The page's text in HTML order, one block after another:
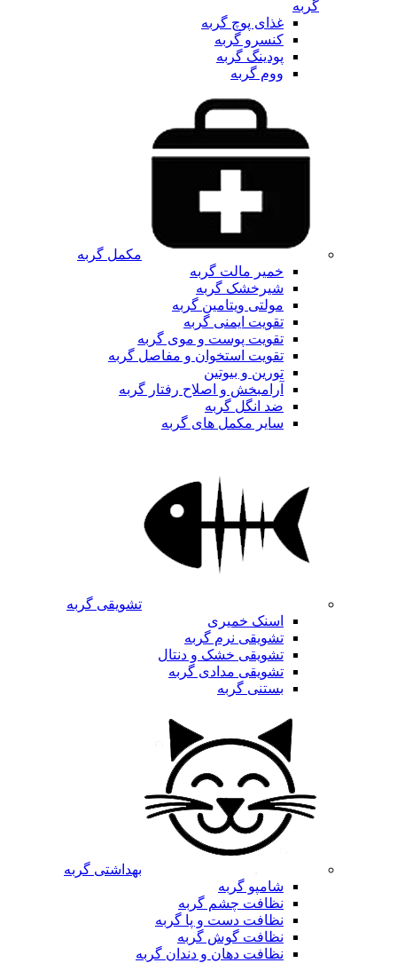
گربه
غذای پوچ گربه
کنسرو گربه
پودینگ گربه
ووم گربه
مکمل گربه
خمیر مالت گربه
شیرخشک گربه
مولتی ویتامین گربه
تقویت ایمنی گربه
تقویت پوست و موی گربه
تقویت استخوان و مفاصل گربه
تورین و بیوتین
آرامبخش و اصلاح رفتار گربه
ضد انگل گربه
سایر مکمل های گربه
تشویقی گربه
اسنک خمیری
تشویقی نرم گربه
تشویقی خشک و دنتال
تشویقی مدادی گربه
بستنی گربه
بهداشتی گربه
شامپو گربه
نظافت چشم گربه
نظافت دست و پا گربه
نظافت گوش گربه
نظافت دهان و دندان گربه